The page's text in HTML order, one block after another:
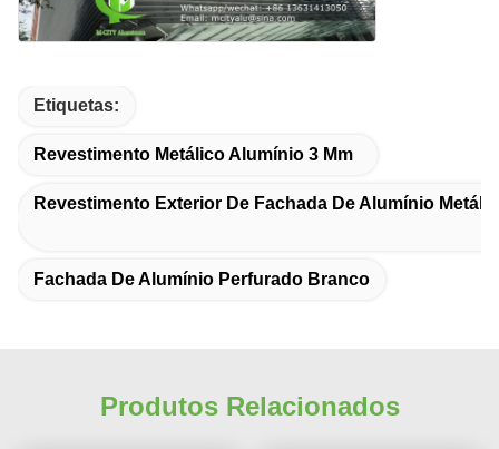
Etiquetas:
Revestimento Metálico Alumínio 3 Mm
Revestimento Exterior De Fachada De Alumínio
Fachada De Alumínio Perfurado Branco
Produtos Relacionados